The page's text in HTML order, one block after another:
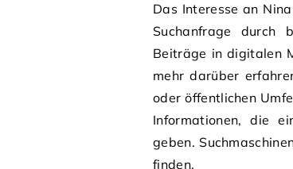
Das Interesse an
Suchanfrage durch
Beiträge in digitalen
mehr darüber
oder öffentlichen
Informationen, die
geben.
finden.